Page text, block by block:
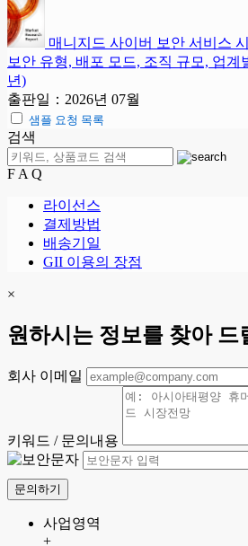
매니지드 사이버 보안 서비스
보안 유형, 배포 모드, 조직 규모, 업계
년)
출판일：2026년 07월
샘플 요청 목록
검색
F A Q
라이선스
결제방법
배송기일
GII 이용의 장점
×
원하시는 정보를 찾아 드
회사 이메일
키워드 / 문의내용
문의하기
사업영역
+